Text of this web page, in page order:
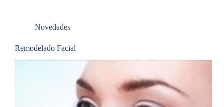
Novedades
Remodelado Facial